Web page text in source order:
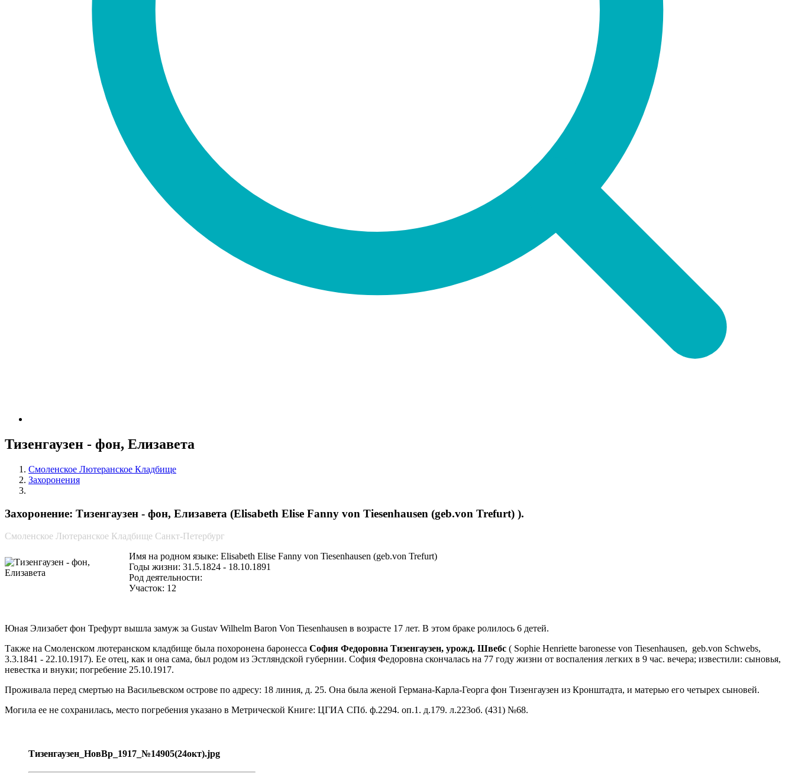
Тизенгаузен - фон, Елизавета
Смоленское Лютеранское Кладбище
Захоронения
Захоронение: Тизенгаузен - фон, Елизавета (Elisabeth Elise Fanny von Tiesenhausen (geb.von Trefurt) ).
Смоленское Лютеранское Кладбище Санкт-Петербург
Имя на родном языке: Elisabeth Elise Fanny von Tiesenhausen (geb.von Trefurt)
Годы жизни: 31.5.1824 - 18.10.1891
Род деятельности:
Участок: 12
Юная Элизабет фон Трефурт вышла замуж за Gustav Wilhelm Baron Von Tiesenhausen в возрасте 17 лет. В этом браке ролилось 6 детей.
Также на Смоленском лютеранском кладбище была похоронена баронесса София Федоровна Тизенгаузен, урожд. Швебс ( Sophie Henriette baronesse von Tiesenhausen, geb.von Schwebs,
3.3.1841 - 22.10.1917). Ее отец, как и она сама, был родом из Эстляндской губернии. София Федоровна скончалась на 77 году жизни от воспаления легких в 9 час. вечера; известили: сыновья,
невестка и внуки; погребение 25.10.1917.
Проживала перед смертью на Васильевском острове по адресу: 18 линия, д. 25. Она была женой Германа-Карла-Георга фон Тизенгаузен из Кронштадта, и матерью его четырех сыновей.
Могила ее не сохранилась, место погребения указано в Метрической Книге: ЦГИА СПб. ф.2294. оп.1. д.179. л.223об. (431) №68.
Тизенгаузен_НовВр_1917_№14905(24окт).jpg